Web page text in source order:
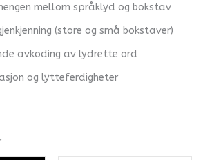
mellom språklyd og bokstav
(store og små bokstaver)
avkoding av lydrette ord
og lytteferdigheter